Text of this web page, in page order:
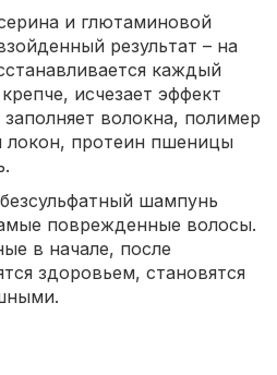
и глютаминовой
результат – на
каждый
исчезает эффект
волокна, полимер
локон, протеин пшеницы
шампунь
поврежденные волосы.
в начале, после
здоровьем, становятся